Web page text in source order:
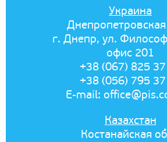
Украина
г. Днепр, ул.
офис 201
+38 (067) 825
+38 (056) 795
E-mail:
Казахстан
Костанайская